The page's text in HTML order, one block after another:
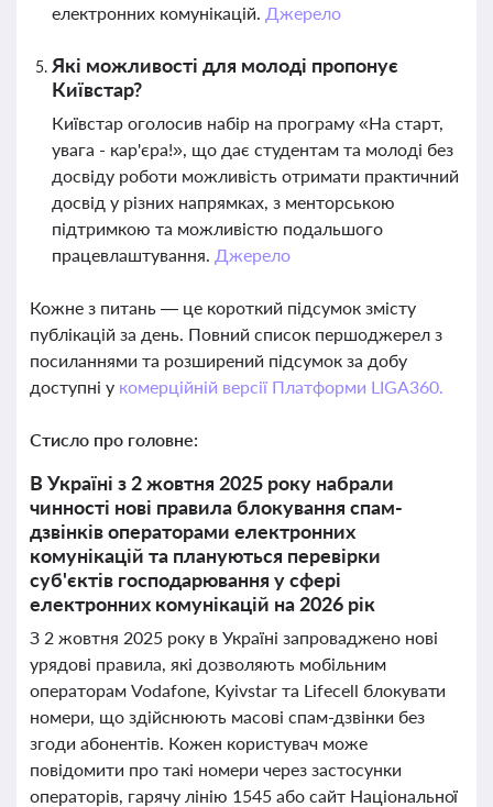
електронних комунікацій. Джерело
Які можливості для молоді пропонує
Київстар?
Київстар оголосив набір на програму «На старт,
увага - кар'єра!», що дає студентам та молоді без
досвіду роботи можливість отримати практичний
досвід у різних напрямках, з менторською
підтримкою та можливістю подальшого
працевлаштування. Джерело
Кожне з питань — це короткий підсумок змісту
публікацій за день. Повний список першоджерел з
посиланнями та розширений підсумок за добу
доступні у комерційній версії Платформи LIGA360.
Стисло про головне:
В Україні з 2 жовтня 2025 року набрали
чинності нові правила блокування спам-
дзвінків операторами електронних
комунікацій та плануються перевірки
суб'єктів господарювання у сфері
електронних комунікацій на 2026 рік
З 2 жовтня 2025 року в Україні запроваджено нові
урядові правила, які дозволяють мобільним
операторам Vodafone, Kyivstar та Lifecell блокувати
номери, що здійснюють масові спам-дзвінки без
згоди абонентів. Кожен користувач може
повідомити про такі номери через застосунки
операторів, гарячу лінію 1545 або сайт Національної